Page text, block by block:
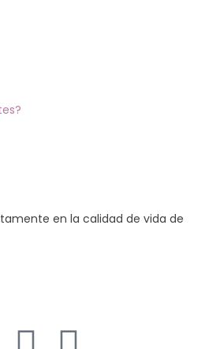
en la calidad de vida de